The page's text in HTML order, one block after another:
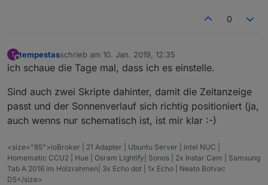
0
T
Offline
tempestasschrieb am 10. Jan. 2019, 12:35
zuletzt editiert von
ich schaue die Tage mal, dass ich es einstelle.
Sind auch zwei Skripte dahinter, damit die Zeitanzeige
passt und der Sonnenverlauf sich richtig positioniert (ja,
auch wenns nur schematisch ist, ist mir klar :-)
<size="85">ioBroker | 21 Adapter | Ubuntu Server | intel NUC |
Homematic CCU2 | Hue | Osram Lightify| Sonos | 2x Instar Cam | Samsung
Tab A 2016 im Holzrahmen| 3x Echo dot | 1x Echo | Neato Botvac
D5</size>